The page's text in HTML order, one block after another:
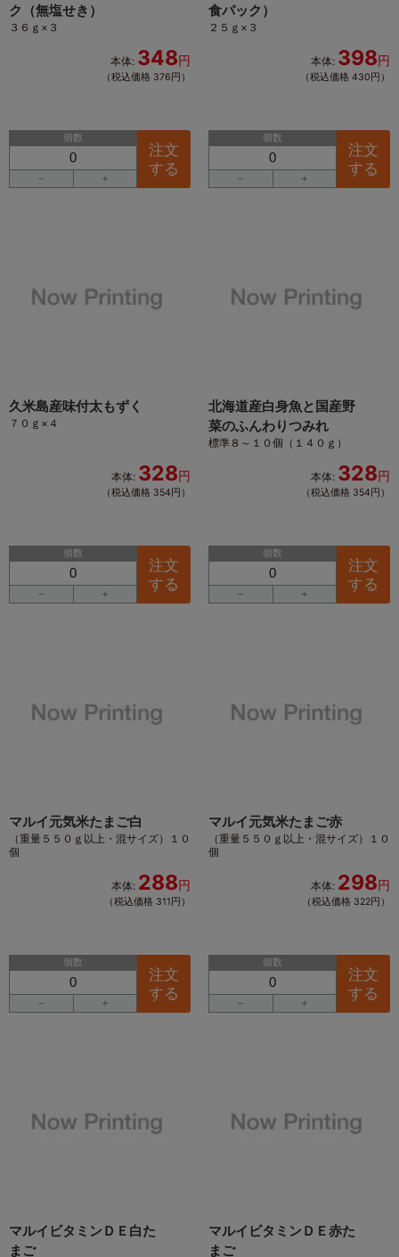
ク（無塩せき）
３６ｇ×３
本体: 348円
（税込価格 376円）
個数
－ ＋
注文
する
食パック）
２５ｇ×３
本体: 398円
（税込価格 430円）
個数
－ ＋
注文
する
久米島産味付太もずく
７０ｇ×４
本体: 328円
（税込価格 354円）
個数
－ ＋
注文
する
北海道産白身魚と国産野
菜のふんわりつみれ
標準８～１０個（１４０ｇ）
本体: 328円
（税込価格 354円）
個数
－ ＋
注文
する
マルイ元気米たまご白
（重量５５０ｇ以上・混サイズ）１０
個
本体: 288円
（税込価格 311円）
個数
－ ＋
注文
する
マルイ元気米たまご赤
（重量５５０ｇ以上・混サイズ）１０
個
本体: 298円
（税込価格 322円）
個数
－ ＋
注文
する
マルイビタミンＤＥ白た
まご
マルイビタミンＤＥ赤た
まご